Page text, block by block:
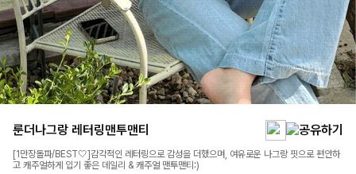
룬더나그랑 레터링맨투맨티
[1만장돌파/BEST🤍]감각적인 레터링으로 감성을 더했으며, 여유로운 나그랑 핏으로 편안하
고 캐주얼하게 입기 좋은 데일리 & 캐주얼 맨투맨티:)